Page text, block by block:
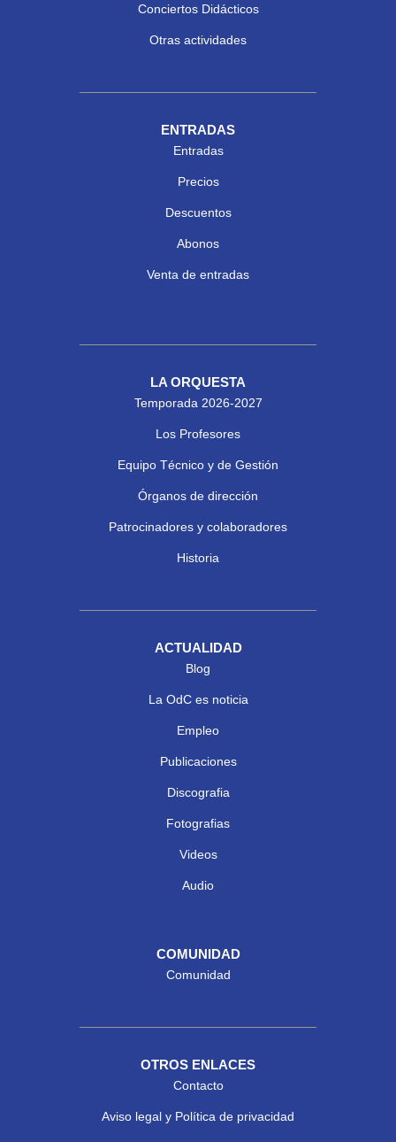
Conciertos Didácticos
Otras actividades
ENTRADAS
Entradas
Precios
Descuentos
Abonos
Venta de entradas
LA ORQUESTA
Temporada 2026-2027
Los Profesores
Equipo Técnico y de Gestión
Órganos de dirección
Patrocinadores y colaboradores
Historia
ACTUALIDAD
Blog
La OdC es noticia
Empleo
Publicaciones
Discografia
Fotografias
Videos
Audio
COMUNIDAD
Comunidad
OTROS ENLACES
Contacto
Aviso legal y Política de privacidad